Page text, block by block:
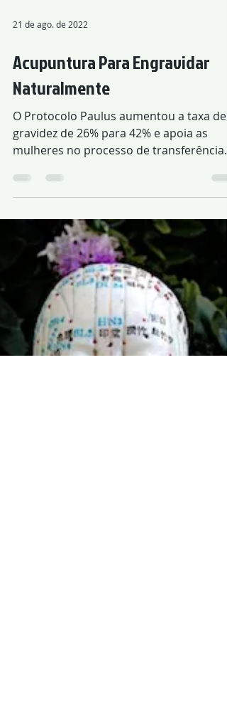
21 de ago. de 2022
Acupuntura Para Engravidar
Naturalmente
O Protocolo Paulus aumentou a taxa de
de embriões e fertilização in vitro. A
acupuntura melhora o fluxo sanguíneo
para o útero, a qualidade dos óvulos,
regula os hormônios que afetam o ciclo,
aumenta a espessura do endométrio,
modula as citocinas e a resposta
imunológica, auxilia nos efeitos colaterais
dos medicamentos para FIV e alivia o
estresse. O ideal é começar a fazer